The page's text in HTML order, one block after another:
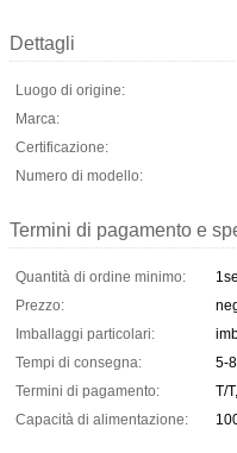
Dettagli
Luogo di origine:
Marca:
Certificazione:
Numero di modello:
Termini di pagamento e
Quantità di ordine minimo:
Prezzo:
Imballaggi particolari:
Tempi di consegna:
5-
Termini di pagamento:
T/
Capacità di alimentazione: